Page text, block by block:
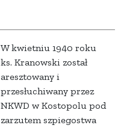
W kwietniu 1940 roku
ks. Kranowski został
aresztowany i
przesłuchiwany przez
NKWD w Kostopolu pod
zarzutem szpiegostwa